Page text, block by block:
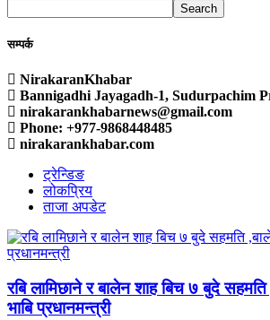
Search
सम्पर्क
NirakaranKhabar
Bannigadhi Jayagadh-1, Sudurpachim
nirakarankhabarnews@gmail.com
Phone: +977-9868448485
nirakarankhabar.com
ट्रेन्डिङ
लोकप्रिय
ताजा अपडेट
रबि लामिछाने र बालेन शाह बिच ७ बुदे सहमति
भाबि प्रधानमन्त्री